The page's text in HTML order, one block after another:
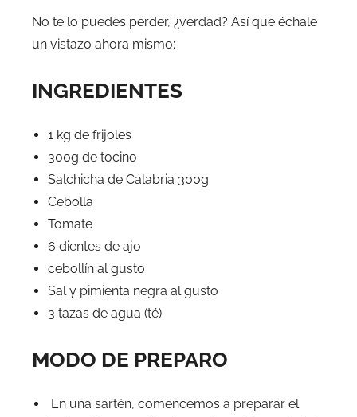
No te lo puedes perder, ¿verdad? Así que échale
un vistazo ahora mismo:
INGREDIENTES
1 kg de frijoles
300g de tocino
Salchicha de Calabria 300g
Cebolla
Tomate
6 dientes de ajo
cebollín al gusto
Sal y pimienta negra al gusto
3 tazas de agua (té)
MODO DE PREPARO
En una sartén, comencemos a preparar el